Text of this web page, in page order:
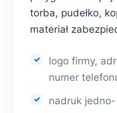
torba, pudełko,
materiał
logo firmy,
numer
nadruk